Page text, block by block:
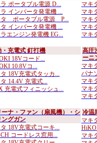
ポータブル電源 D...
インバータ発電機 ...
タ ポータブル電源 P...
インバータ発電機 ...
エンジン発電機 EG...
マキ
マキ
マキ
マキ
マキ
・充電式 釘打機
18Vコード...
10.8Vコ...
18V充電式タッカ...
14.4V 充電式...
充電式フィニッシュ...
高圧
ーニ
マキ
パナ
マキ
マキ
マキ
ーナ・ファン（扇風機）・シ
ングガン
18V充電式コーキ...
コードレス窓用...
冷温
マキ
マキ